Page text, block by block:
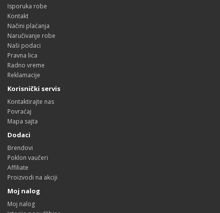
Isporuka robe
Kontakt
Načini plaćanja
Naručivanje robe
Naši podaci
Pravna lica
Radno vreme
Reklamacije
Korisnički servis
Kontaktirajte nas
Povraćaj
Mapa sajta
Dodaci
Brendovi
Poklon vaučeri
Affiliate
Proizvodi na akciji
Moj nalog
Moj nalog